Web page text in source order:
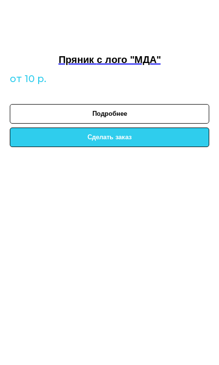
Пряник с лого "МДА"
от 10 р.
Подробнее
Сделать заказ